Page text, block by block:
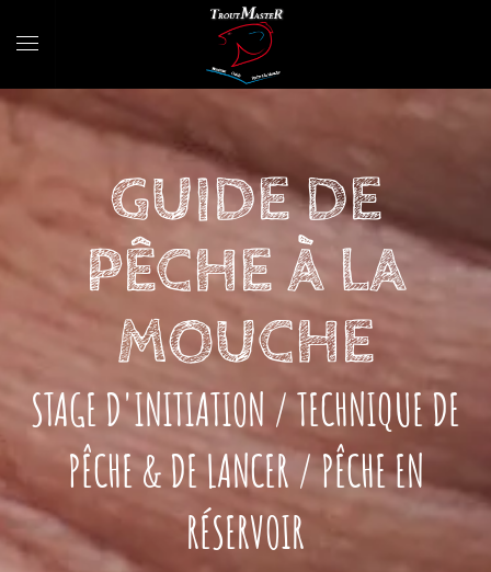
GUIDE DE
PÊCHE À LA
MOUCHE
STAGE D'INITIATION / TECHNIQUE DE
PÊCHE & DE LANCER / PÊCHE EN
RÉSERVOIR